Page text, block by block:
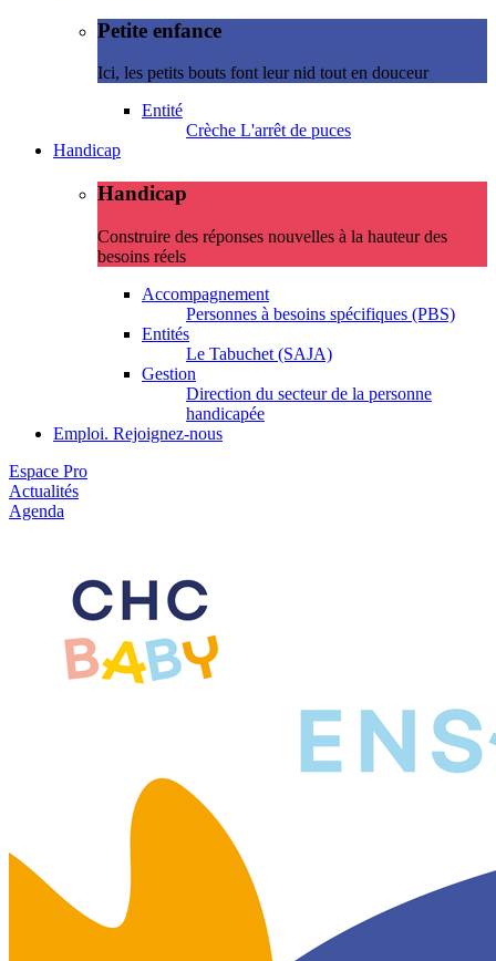
Petite enfance
Ici, les petits bouts font leur nid tout en douceur
Entité
Crèche L'arrêt de puces
Handicap
Handicap
Construire des réponses nouvelles à la hauteur des
besoins réels
Accompagnement
Personnes à besoins spécifiques (PBS)
Entités
Le Tabuchet (SAJA)
Gestion
Direction du secteur de la personne
handicapée
Emploi. Rejoignez-nous
Espace Pro
Actualités
Agenda